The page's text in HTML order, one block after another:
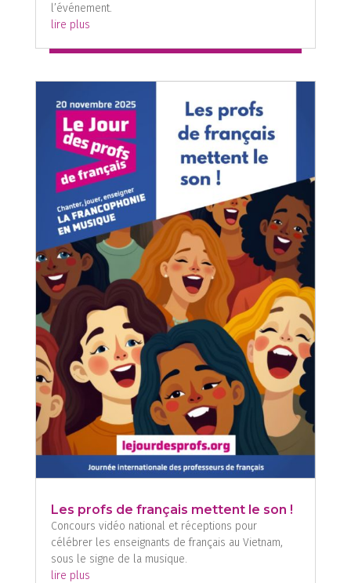
l’événement.
lire plus
Les profs de français mettent le son !
Concours vidéo national et réceptions pour
célébrer les enseignants de français au Vietnam,
sous le signe de la musique.
lire plus